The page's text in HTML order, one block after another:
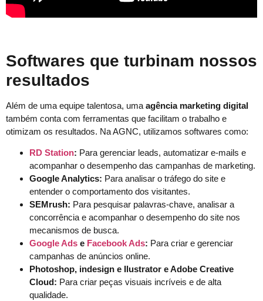
Softwares que turbinam nossos
resultados
Além de uma equipe talentosa, uma agência marketing digital
também conta com ferramentas que facilitam o trabalho e
otimizam os resultados. Na AGNC, utilizamos softwares como:
RD Station: Para gerenciar leads, automatizar e-mails e
acompanhar o desempenho das campanhas de marketing.
Google Analytics: Para analisar o tráfego do site e
entender o comportamento dos visitantes.
SEMrush: Para pesquisar palavras-chave, analisar a
concorrência e acompanhar o desempenho do site nos
mecanismos de busca.
Google Ads e Facebook Ads: Para criar e gerenciar
campanhas de anúncios online.
Photoshop, indesign e Ilustrator e Adobe Creative
Cloud: Para criar peças visuais incríveis e de alta
qualidade.